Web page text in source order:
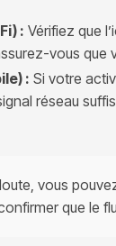
: Vérifiez que
vous
: Si votre
réseau
vous
que le